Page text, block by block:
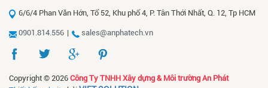
6/6/4 Phan Văn Hớn, Tổ 52, Khu phố 4, P. Tân Thới Nhất, Q. 12, Tp HCM
0901.814.556 | sales@anphatech.vn
Copyright © 2026 Công Ty TNHH Xây dựng & Môi trường An Phát